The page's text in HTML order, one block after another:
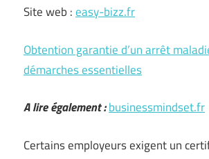
Site web :easy-bizz.fr
Obtention garantie d’un arrêt
démarches essentielles
A lire également :businessmindset.fr
Certains employeurs exigent un